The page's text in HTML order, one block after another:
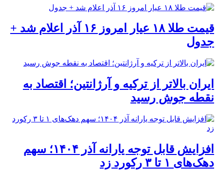
قیمت طلا ۱۸ عیار امروز ۱۶ آذر اعلام شد +
جدول
ایران بالاتر از ترکیه و آرژانتین؛ اقتصاد به
نقطه جوش رسید
افزایش قابل توجه یارانه آذر ۱۴۰۴؛ سهم
دهک‌های ۱ تا ۳ رکورد زد